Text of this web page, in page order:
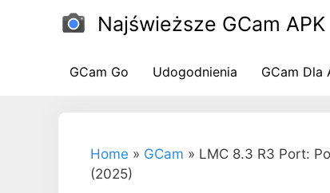
Najświeższe GCam APK
GCam Go Udogodnienia GCam Dla
Home » GCam » LMC 8.3 R3 Port:
(2025)